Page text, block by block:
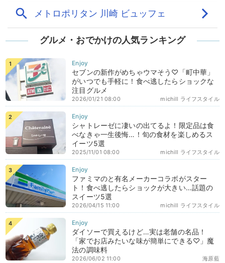
グルメ・おでかけの人気ランキング
セブンの新作がめちゃウマそう♡「町中華」
がいつでも手軽に！食べ逃したらショックな
注目グルメ
michill ライフスタイル
2026/01/21 08:00
シャトレーゼに凄いの出てるよ！限定品は食
べなきゃ一生後悔…！旬の食材を楽しめるス
イーツ5選
michill ライフスタイル
2025/11/01 08:00
ファミマのと有名メーカーコラボがスター
ト！食べ逃したらショックが大きい…話題の
スイーツ5選
michill ライフスタイル
2026/04/15 11:00
ダイソーで買えるけど…実は老舗の名品！
「家でお店みたいな味が簡単にできる♡」魔
法の調味料
海原藍
2026/06/02 11:00